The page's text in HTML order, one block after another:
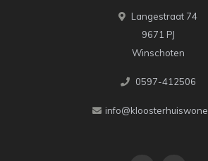
Langestraat 74
9671 PJ
Winschoten
0597-412506